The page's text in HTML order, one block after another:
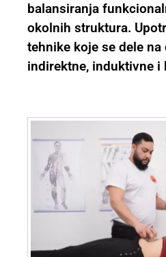
balansiranja
okolnih struktura.
tehnike koje se dele na
indirektne, induktivne i